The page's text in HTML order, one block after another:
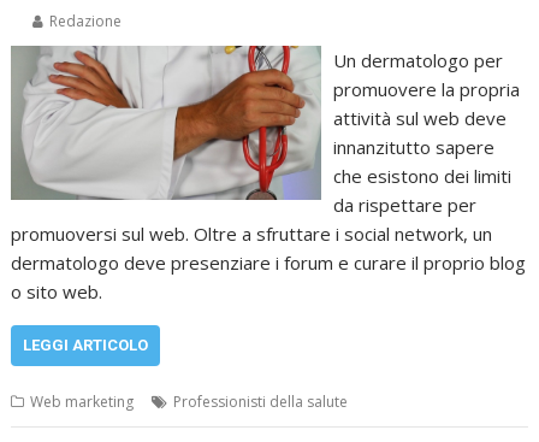
Redazione
Un dermatologo per
promuovere la propria
attività sul web deve
innanzitutto sapere
che esistono dei limiti
da rispettare per
promuoversi sul web. Oltre a sfruttare i social network, un
dermatologo deve presenziare i forum e curare il proprio blog
o sito web.
LEGGI ARTICOLO
Web marketing Professionisti della salute